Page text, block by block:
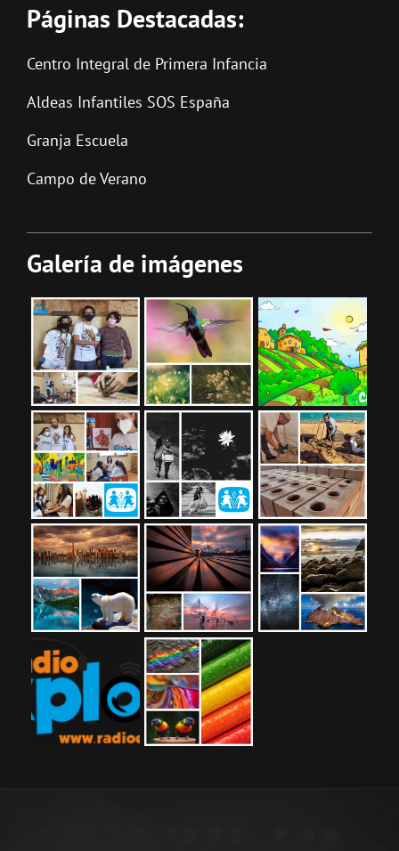
Páginas Destacadas:
Centro Integral de Primera Infancia
Aldeas Infantiles SOS España
Granja Escuela
Campo de Verano
Galería de imágenes